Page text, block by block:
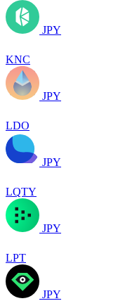
JPY
KNC
JPY
LDO
JPY
LQTY
JPY
LPT
JPY